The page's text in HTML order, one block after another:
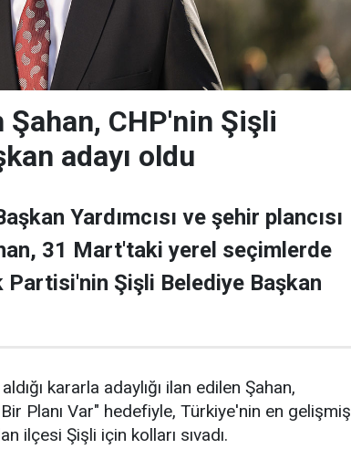
Şahan, CHP'nin Şişli
adayı oldu
Yardımcısı ve şehir plancısı
31 Mart'taki yerel seçimlerde
Partisi'nin Şişli Belediye Başkan
kararla adaylığı ilan edilen Şahan,
Planı Var" hedefiyle, Türkiye'nin en gelişmiş
ilçesi Şişli için kolları sıvadı.